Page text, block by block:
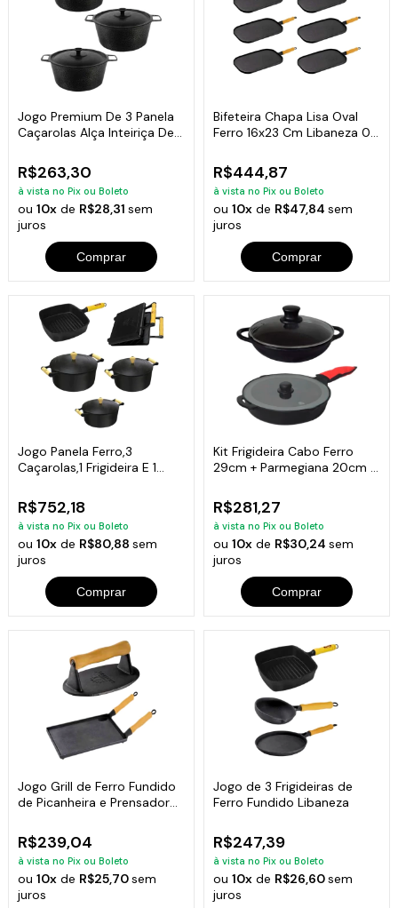
Jogo Premium De 3 Panela
Caçarolas Alça Inteiriça De
20cm
R$263,30
à vista no Pix ou Boleto
ou10x de R$28,31sem
juros
Comprar
Bifeteira Chapa Lisa Oval
Ferro 16x23 Cm Libaneza 06
R$444,87
à vista no Pix ou Boleto
ou 10xde R$47,84 sem
juros
Comprar
Jogo Panela Ferro,3
Caçarolas,1 Frigideira E 1
R$752,18
à vista no Pix ou Boleto
ou10x de R$80,88sem
juros
Comprar
Kit Frigideira Cabo Ferro
29cm + Parmegiana 20cm +
R$281,27
à vista no Pix ou Boleto
ou 10xde R$30,24 sem
juros
Comprar
Jogo Grill de Ferro Fundido
de Picanheira e Prensador
R$239,04
à vista no Pix ou Boleto
ou10x de R$25,70sem
juros
Jogo de 3 Frigideiras de
Ferro Fundido Libaneza
R$247,39
à vista no Pix ou Boleto
ou 10xde R$26,60sem
juros